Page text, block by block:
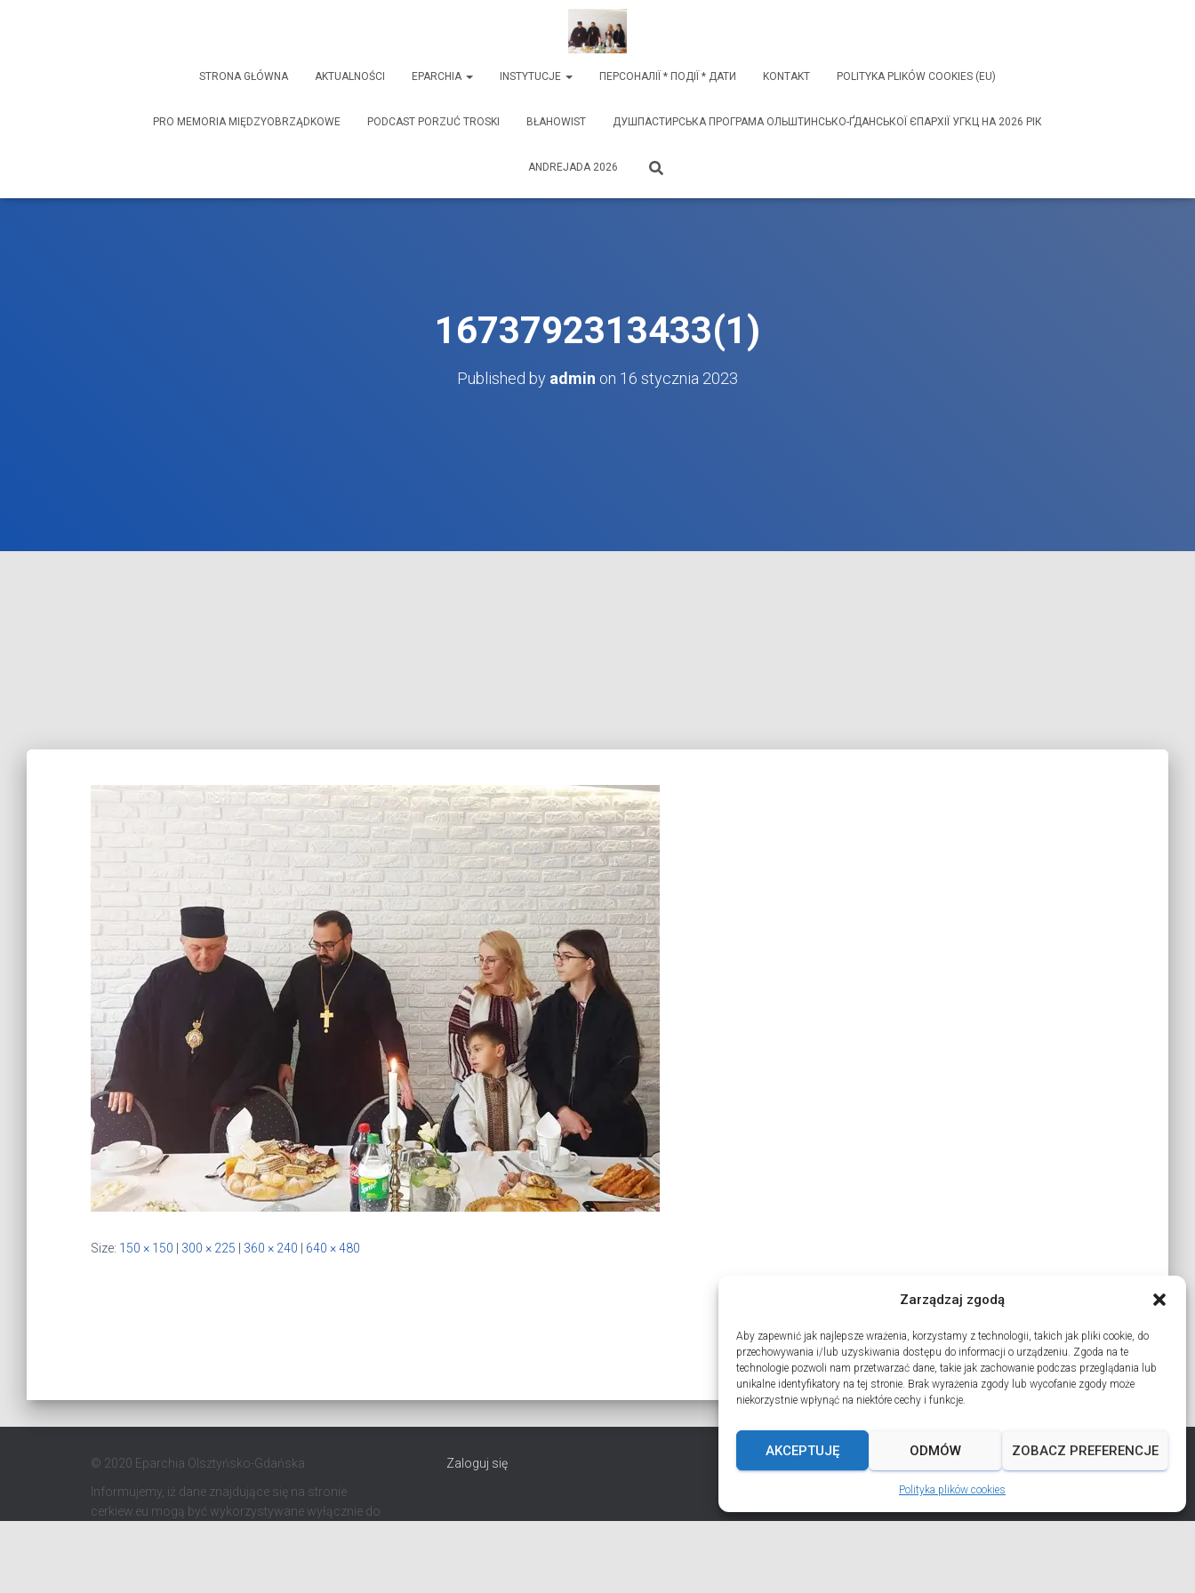
Zarządzaj zgodą
Aby zapewnić jak najlepsze wrażenia, korzystamy z technologii, takich jak pliki cookie, do
przechowywania i/lub uzyskiwania dostępu do informacji o urządzeniu. Zgoda na te
technologie pozwoli nam przetwarzać dane, takie jak zachowanie podczas przeglądania lub
unikalne identyfikatory na tej stronie. Brak wyrażenia zgody lub wycofanie zgody może
niekorzystnie wpłynąć na niektóre cechy i funkcje.
AKCEPTUJĘ ODMÓW ZOBACZ PREFERENCJE
Polityka plików cookies
STRONA GŁÓWNA AKTUALNOŚCI EPARCHIA INSTYTUCJE ПЕРСОНАЛІЇ * ПОДІЇ * ДАТИ KONTAKT POLITYKA PLIKÓW COOKIES (EU)
PRO MEMORIA MIĘDZYOBRZĄDKOWE PODCAST PORZUĆ TROSKI BŁAHOWIST ДУШПАСТИРСЬКА ПРОГРАМА ОЛЬШТИНСЬКО-ҐДАНСЬКОЇ ЄПАРХІЇ УГКЦ НА 2026 РІК
ANDREJADA 2026
1673792313433(1)
Published by admin on 16 stycznia 2023
Size: 150 × 150 300 × 225 360 × 240 640 × 480
© 2020 Eparchia Olsztyńsko-Gdańska
Informujemy, iż dane znajdujące się na stronie
cerkiew.eu mogą być wykorzystywane wyłącznie do
Zaloguj się